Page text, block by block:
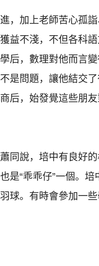
，加上老師苦心孤
益不淺，不但各科
學后，數理對他而言
是問題，讓他結交了
后，始發覺這些朋
同說，培中有良好的
是“乖乖仔”一個。 培
球。有時會參加一